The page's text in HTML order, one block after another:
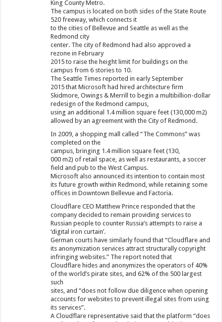
King County Metro.
The campus is located on both sides of the State Route
520 freeway, which connects it
to the cities of Bellevue and Seattle as well as the
Redmond city
center. The city of Redmond had also approved a
rezone in February
2015 to raise the height limit for buildings on the
campus from 6 stories to 10.
The Seattle Times reported in early September
2015 that Microsoft had hired architecture firm
Skidmore, Owings & Merrill to begin a multibillion-dollar
redesign of the Redmond campus,
using an additional 1.4 million square feet (130,000 m2)
allowed by an agreement with the City of Redmond.
In 2009, a shopping mall called “The Commons” was
completed on the
campus, bringing 1.4 million square feet (130,
000 m2) of retail space, as well as restaurants, a soccer
field and pub to the West Campus.
Microsoft also announced its intention to contain most
its future growth within Redmond, while retaining some
offices in Downtown Bellevue and Factoria.
Cloudflare CEO Matthew Prince responded that the
company decided to remain providing services to
Russian people to counter Russia’s attempts to raise a
‘digital iron curtain’.
German courts have similarly found that “Cloudflare and
its anonymization services attract structurally copyright
infringing websites.” The report noted that
Cloudflare hides and anonymizes the operators of 40%
of the world’s pirate sites, and 62% of the 500 largest
such
sites, and “does not follow due diligence when opening
accounts for websites to prevent illegal sites from using
its services”.
A Cloudflare representative said that the platform “does